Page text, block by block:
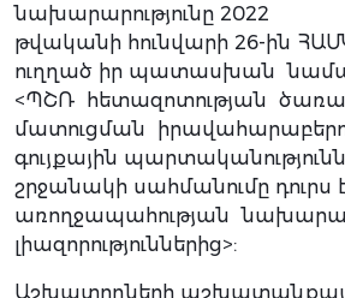
նախարարությունը 2022
թվականի հունվարի 26-ին
ուղղած իր պատասխան
<ՊՇՌ հետազոտության
մատուցման
գույքային
շրջանակի սահմանումը դուրս
առողջապահության
լիազորություններից>:
Աշխատողների